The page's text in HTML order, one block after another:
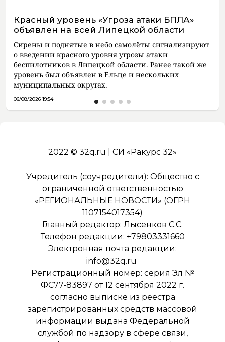
Красный уровень «Угроза атаки БПЛА»
объявлен на всей Липецкой области
Сирены и поднятые в небо самолёты сигнализируют
о введении красного уровня угрозы атаки
беспилотников в Липецкой области. Ранее такой же
уровень был объявлен в Ельце и нескольких
муниципальных округах.
06/08/2026 19:54
2022 © 32q.ru | СИ «Ракурс 32»
Учредитель (соучредители): Общество с
ограниченной ответственностью
«РЕГИОНАЛЬНЫЕ НОВОСТИ» (ОГРН
1107154017354)
Главный редактор: Лысенков С.С.
Телефон редакции: +79803331660
Электронная почта редакции:
info@32q.ru
Регистрационный номер: серия Эл №
ФС77-83897 от 12 сентября 2022 г.
согласно выписке из реестра
зарегистрированных средств массовой
информации выдана Федеральной
службой по надзору в сфере связи,